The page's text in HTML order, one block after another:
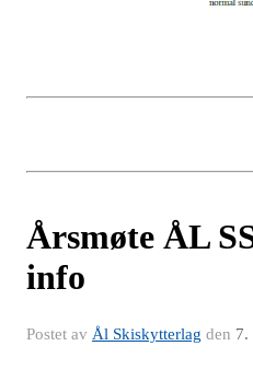
Årsmøte ÅL
info
Postet av Ål Skiskytterlag den 7.